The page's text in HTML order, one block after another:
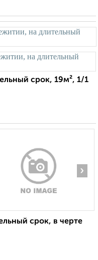
срок, 19м², 1/1
›
срок, в черте